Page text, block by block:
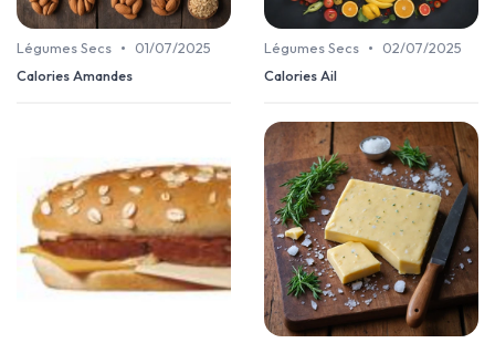
Légumes Secs •
01/07/2025
Calories Amandes
Légumes Secs •
02/07/2025
Calories Ail